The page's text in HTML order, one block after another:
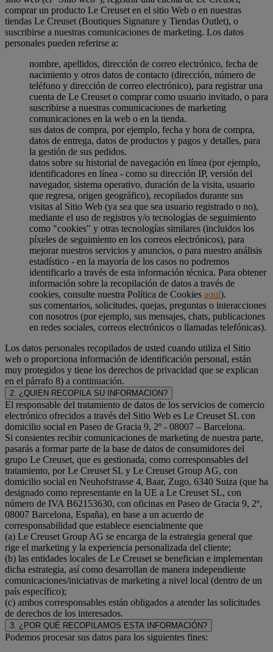
comprar un producto Le Creuset en el sitio Web o en nuestras
tiendas Le Creuset (Boutiques Signature y Tiendas Outlet), o
suscribirse a nuestras comunicaciones de marketing. Los datos
personales pueden referirse a:
nombre, apellidos, dirección de correo electrónico, fecha de
nacimiento y otros datos de contacto (dirección, número de
teléfono y dirección de correo electrónico), para registrar una
cuenta de Le Creuset o comprar como usuario invitado, o para
suscribirse a nuestras comunicaciones de marketing
comunicaciones en la web o en la tienda.
sus datos de compra, por ejemplo, fecha y hora de compra,
datos de entrega, datos de productos y pagos y detalles, para
la gestión de sus pedidos.
datos sobre su historial de navegación en línea (por ejemplo,
identificadores en línea - como su dirección IP, versión del
navegador, sistema operativo, duración de la visita, usuario
que regresa, origen geográfico), recopilados durante sus
visitas al Sitio Web (ya sea que sea usuario registrado o no),
mediante el uso de registros y/o tecnologías de seguimiento
como "cookies" y otras tecnologías similares (incluidos los
píxeles de seguimiento en los correos electrónicos), para
mejorar nuestros servicios y anuncios, o para nuestro análisis
estadístico - en la mayoría de los casos no podremos
identificarlo a través de esta información técnica. Para obtener
información sobre la recopilación de datos a través de
cookies, consulte nuestra Política de Cookies aquí).
sus comentarios, solicitudes, quejas, preguntas o interacciones
con nosotros (por ejemplo, sus mensajes, chats, publicaciones
en redes sociales, correos electrónicos o llamadas telefónicas).
Los datos personales recopilados de usted cuando utiliza el Sitio
web o proporciona información de identificación personal, están
muy protegidos y tiene los derechos de privacidad que se explican
en el párrafo 8) a continuación.
2. ¿QUIEN RECOPILA SU INFORMACION?
El responsable del tratamiento de datos de los servicios de comercio
electrónico ofrecidos a través del Sitio Web es Le Creuset SL con
domicilio social en Paseo de Gracia 9, 2º - 08007 – Barcelona.
Si consientes recibir comunicaciones de marketing de nuestra parte,
pasarás a formar parte de la base de datos de consumidores del
grupo Le Creuset, que es gestionada, como corresponsables del
tratamiento, por Le Creuset SL y Le Creuset Group AG, con
domicilio social en Neuhofstrasse 4, Baar, Zugo, 6340 Suiza (que ha
designado como representante en la UE a Le Creuset SL, con
número de IVA B62153630, con oficinas en Paseo de Gracia 9, 2º,
08007 Barcelona, España), en base a un acuerdo de
corresponsabilidad que establece esencialmente que
(a) Le Creuset Group AG se encarga de la estrategia general que
rige el marketing y la experiencia personalizada del cliente;
(b) las entidades locales de Le Creuset se benefician e implementan
dicha estrategia, así como desarrollan de manera independiente
comunicaciones/iniciativas de marketing a nivel local (dentro de un
país específico);
(c) ambos corresponsables están obligados a atender las solicitudes
de derechos de los interesados.
3. ¿POR QUÉ RECOPILAMOS ESTA INFORMACIÓN?
Podemos procesar sus datos para los siguientes fines: